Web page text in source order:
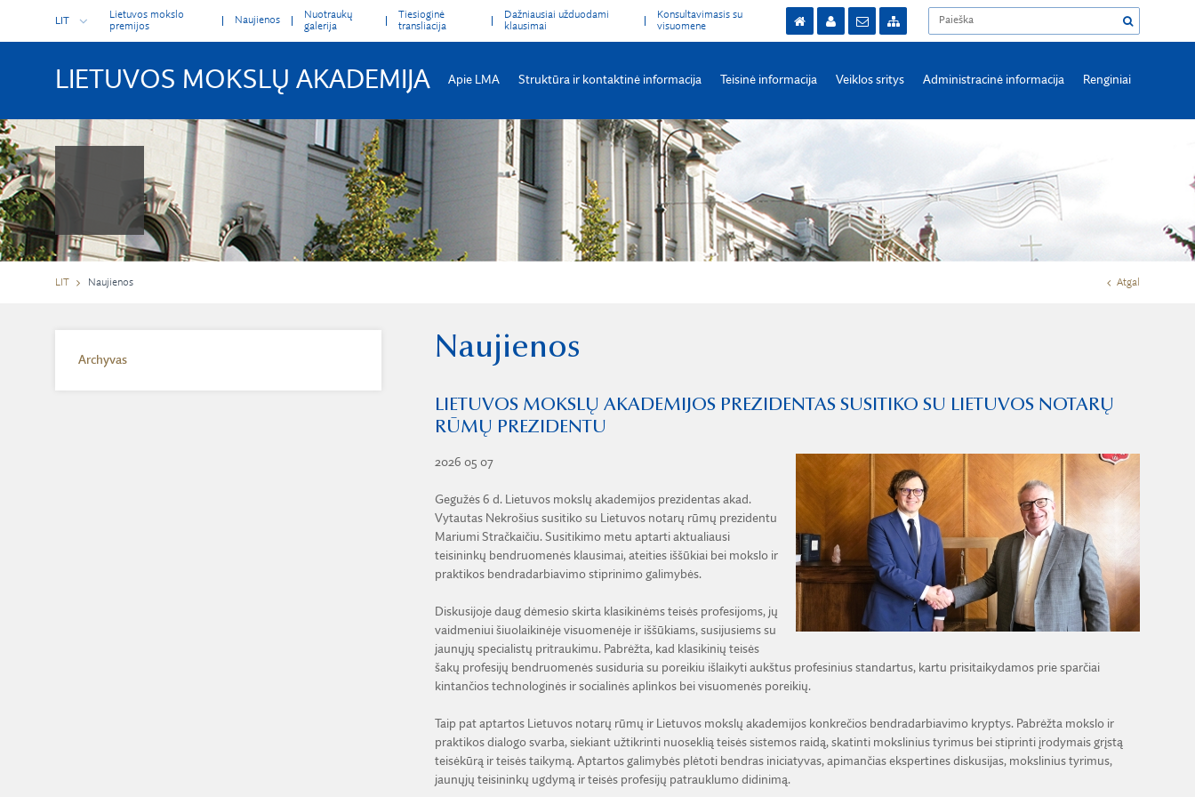
LIETUVOS MOKSLŲ AKADEMIJA
LIT
Lietuvos mokslo
premijos
Naujienos
Nuotraukų
galerija
Tiesioginė
transliacija
Dažniausiai užduodami
klausimai
Konsultavimasis su
visuomene
Apie LMA Struktūra ir kontaktinė informacija Teisinė informacija Veiklos sritys Administracinė informacija Renginiai
LIT Naujienos Atgal
Archyvas Naujienos
LIETUVOS MOKSLŲ AKADEMIJOS PREZIDENTAS SUSITIKO SU LIETUVOS NOTARŲ
RŪMŲ PREZIDENTU
2026 05 07
Gegužės 6 d. Lietuvos mokslų akademijos prezidentas akad.
Vytautas Nekrošius susitiko su Lietuvos notarų rūmų prezidentu
Mariumi Stračkaičiu. Susitikimo metu aptarti aktualiausi
teisininkų bendruomenės klausimai, ateities iššūkiai bei mokslo ir
praktikos bendradarbiavimo stiprinimo galimybės.
Diskusijoje daug dėmesio skirta klasikinėms teisės profesijoms, jų
vaidmeniui šiuolaikinėje visuomenėje ir iššūkiams, susijusiems su
jaunųjų specialistų pritraukimu. Pabrėžta, kad klasikinių teisės
šakų profesijų bendruomenės susiduria su poreikiu išlaikyti aukštus profesinius standartus, kartu prisitaikydamos prie sparčiai
kintančios technologinės ir socialinės aplinkos bei visuomenės poreikių.
Taip pat aptartos Lietuvos notarų rūmų ir Lietuvos mokslų akademijos konkrečios bendradarbiavimo kryptys. Pabrėžta mokslo ir
praktikos dialogo svarba, siekiant užtikrinti nuoseklią teisės sistemos raidą, skatinti mokslinius tyrimus bei stiprinti įrodymais grįstą
teisėkūrą ir teisės taikymą. Aptartos galimybės plėtoti bendras iniciatyvas, apimančias ekspertines diskusijas, mokslinius tyrimus,
jaunųjų teisininkų ugdymą ir teisės profesijų patrauklumo didinimą.